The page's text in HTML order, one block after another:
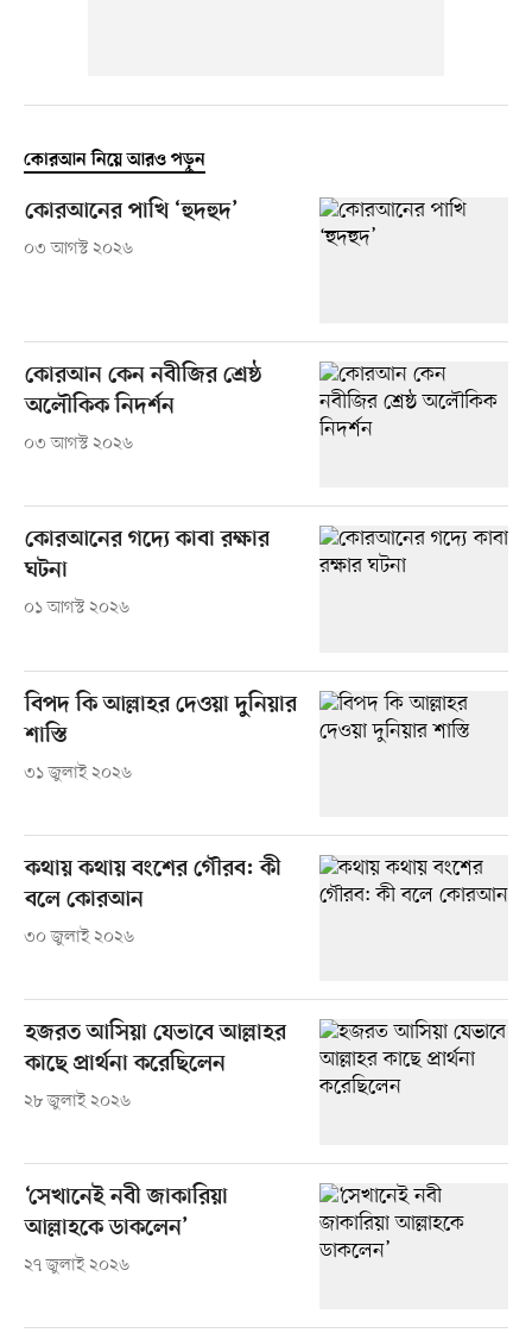
কোরআন নিয়ে আরও পড়ুন
কোরআনের পাখি ‘হুদহুদ’
০৩ আগস্ট ২০২৬
কোরআন কেন নবীজির শ্রেষ্ঠ
অলৌকিক নিদর্শন
০৩ আগস্ট ২০২৬
কোরআনের গদ্যে কাবা রক্ষার
ঘটনা
০১ আগস্ট ২০২৬
বিপদ কি আল্লাহর দেওয়া দুনিয়ার
শাস্তি
৩১ জুলাই ২০২৬
কথায় কথায় বংশের গৌরব: কী
বলে কোরআন
৩০ জুলাই ২০২৬
হজরত আসিয়া যেভাবে আল্লাহর
কাছে প্রার্থনা করেছিলেন
২৮ জুলাই ২০২৬
‘সেখানেই নবী জাকারিয়া
আল্লাহকে ডাকলেন’
২৭ জুলাই ২০২৬